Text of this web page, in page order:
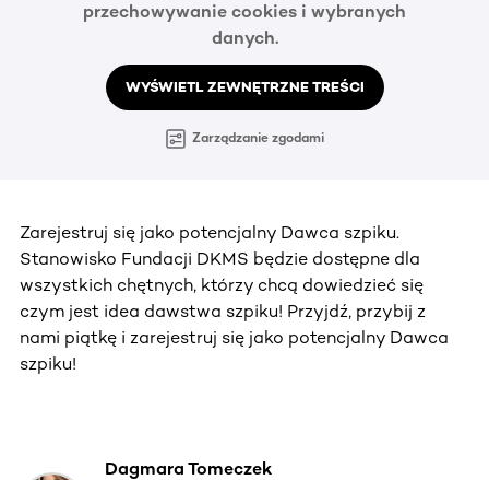
przechowywanie cookies i wybranych
danych.
WYŚWIETL ZEWNĘTRZNE TREŚCI
Zarządzanie zgodami
Zarejestruj się jako potencjalny Dawca szpiku.
Stanowisko Fundacji DKMS będzie dostępne dla
wszystkich chętnych, którzy chcą dowiedzieć się
czym jest idea dawstwa szpiku! Przyjdź, przybij z
nami piątkę i zarejestruj się jako potencjalny Dawca
szpiku!
Dagmara Tomeczek